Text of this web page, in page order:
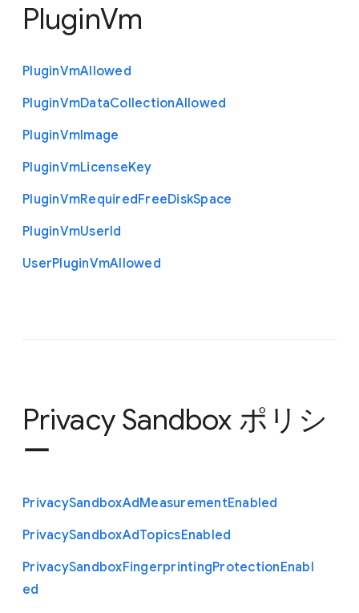
PluginVm
PluginVmAllowed
PluginVmDataCollectionAllowed
PluginVmImage
PluginVmLicenseKey
PluginVmRequiredFreeDiskSpace
PluginVmUserId
UserPluginVmAllowed
Privacy Sandbox ポリシ
ー
PrivacySandboxAdMeasurementEnabled
PrivacySandboxAdTopicsEnabled
PrivacySandboxFingerprintingProtectionEnabl
ed